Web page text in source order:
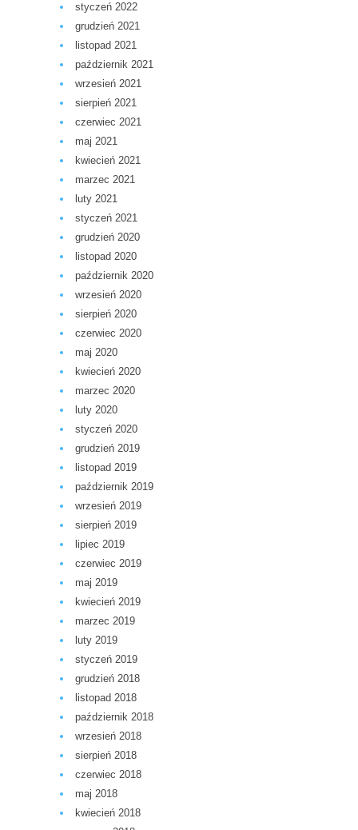
styczeń 2022
grudzień 2021
listopad 2021
październik 2021
wrzesień 2021
sierpień 2021
czerwiec 2021
maj 2021
kwiecień 2021
marzec 2021
luty 2021
styczeń 2021
grudzień 2020
listopad 2020
październik 2020
wrzesień 2020
sierpień 2020
czerwiec 2020
maj 2020
kwiecień 2020
marzec 2020
luty 2020
styczeń 2020
grudzień 2019
listopad 2019
październik 2019
wrzesień 2019
sierpień 2019
lipiec 2019
czerwiec 2019
maj 2019
kwiecień 2019
marzec 2019
luty 2019
styczeń 2019
grudzień 2018
listopad 2018
październik 2018
wrzesień 2018
sierpień 2018
czerwiec 2018
maj 2018
kwiecień 2018